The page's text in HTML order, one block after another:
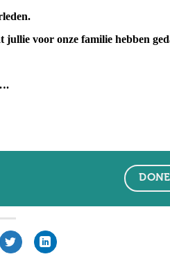
voor onze familie hebben